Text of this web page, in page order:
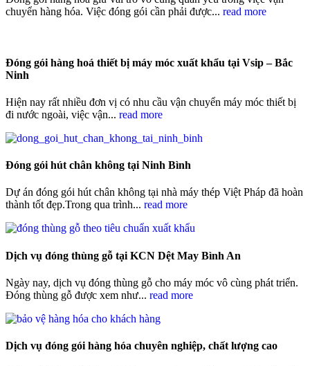
chuyển hàng hóa. Việc đóng gói cần phải được... read more
Đóng gói hàng hoá thiết bị máy móc xuất khẩu tại Vsip – Bắc
Ninh
Hiện nay rất nhiều đơn vị có nhu cầu vận chuyển máy móc thiết bị
đi nước ngoài, việc vận... read more
Đóng gói hút chân không tại Ninh Bình
Dự án đóng gói hút chân không tại nhà máy thép Việt Pháp đã hoàn
thành tốt đẹp.Trong qua trình... read more
Dịch vụ đóng thùng gỗ tại KCN Dệt May Bình An
Ngày nay, dịch vụ đóng thùng gỗ cho máy móc vô cùng phát triển.
Đóng thùng gỗ được xem như... read more
Dịch vụ đóng gói hàng hóa chuyên nghiệp, chất lượng cao